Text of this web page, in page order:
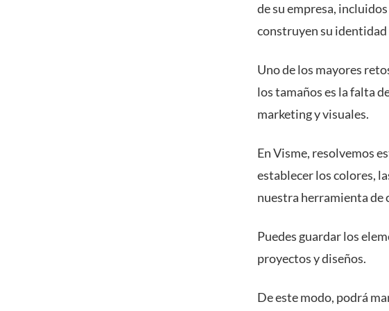
de su empresa,
construyen su identidad
Uno de los mayores
los tamaños es la falta
marketing y visuales.
En Visme, resolvemos
establecer los colores,
nuestra herramienta de
Puedes guardar los
proyectos y diseños.
De este modo, podrá